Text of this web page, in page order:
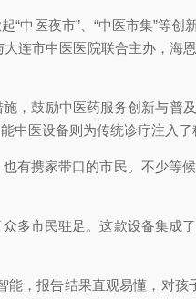
中医夜市”、“中医市集”等
连市中医医院联合主办，
，鼓励中医药服务创新与
医设备则为传统诊疗注入
有携家带口的市民。不少
多市民驻足。这款设备集成
，报告结果直观易懂，对